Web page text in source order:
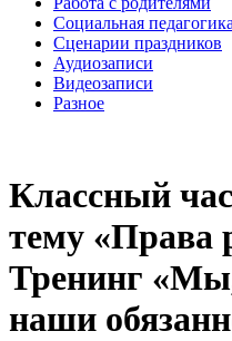
Социальная педагогика
Сценарии праздников
Аудиозаписи
Видеозаписи
Разное
Классный
тему «Права
Тренинг
наши